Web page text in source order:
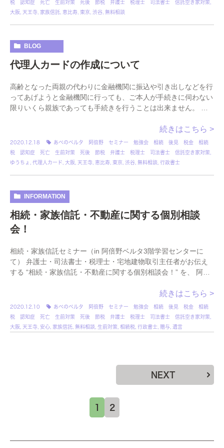
税 認知症 死亡 生前対策 死後 節税 弁護士 税理士 司法書士 信託空き家対策
大阪 天王寺 家族信託 恵比寿 東京 渋谷 無料相談
BLOG
代理人カードの作成について
高齢となった両親の代わりに金融機関に振込や引き出しなどを行
ってあげようと金融機関に行っても、ご本人が手続きに伺わない
限りいくら親族であっても手続きを行うことは出来ません。 そ
続きはこちら >
2020.12.18
あべのベルタ 阿倍野 セミナー 勉強会 相続 後見 税金 相続
税 認知症 死亡 生前対策 死後 節税 弁護士 税理士 司法書士 信託空き家対策
ゆうちょ
代理人カード 大阪 天王寺 恵比寿 東京 渋谷 無料相談 行政書士
INFORMATION
相続・家族信託・不動産に関する個別相談
会！
相続・家族信託セミナー（in 阿倍野ベルタ3階学習センターに
て） 弁護士・司法書士・税理士・宅地建物取引主任者がお伝え
する “相続・家族信託・不動産に関する個別相談会！” を、 阿倍
続きはこちら >
2020.12.10
あべのベルタ 阿倍野 セミナー 勉強会 相続 後見 税金 相続
税 認知症 死亡 生前対策 死後 節税 弁護士 税理士 司法書士 信託空き家対策
大阪 天王寺 安心 家族信託 無料相談 生前対策 相続税 行政書士 贈与 遺言
1 2
NEXT